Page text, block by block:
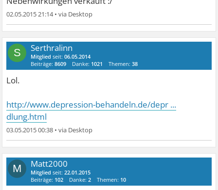
02.05.2015 21:14•
S Serthralinn
Mitglied seit:06.05.2014
Beiträge:8609 Danke: 1021 Themen:38
Lol.
http://www.depression-behandeln.de/depr ...
dlung.html
03.05.2015 00:38 •
M Matt2000
Mitglied seit:22.01.2015
Beiträge: 102 Danke:2 Themen: 10